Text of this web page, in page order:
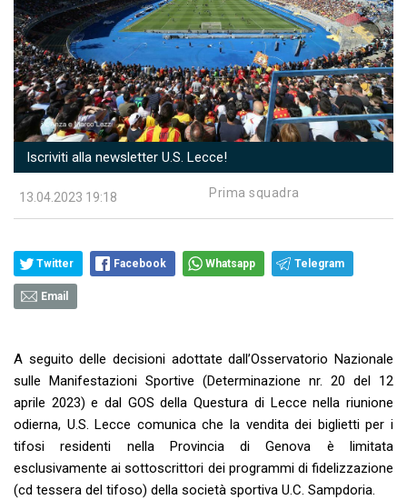
Iscriviti alla newsletter U.S. Lecce!
13.04.2023 19:18 Prima squadra
Twitter Facebook Whatsapp Telegram
Email
A seguito delle decisioni adottate dall’Osservatorio Nazionale
sulle Manifestazioni Sportive (Determinazione nr. 20 del 12
aprile 2023) e dal GOS della Questura di Lecce nella riunione
odierna, U.S. Lecce comunica che la vendita dei biglietti per i
tifosi residenti nella Provincia di Genova è limitata
esclusivamente ai sottoscrittori dei programmi di fidelizzazione
(cd tessera del tifoso) della società sportiva U.C. Sampdoria.